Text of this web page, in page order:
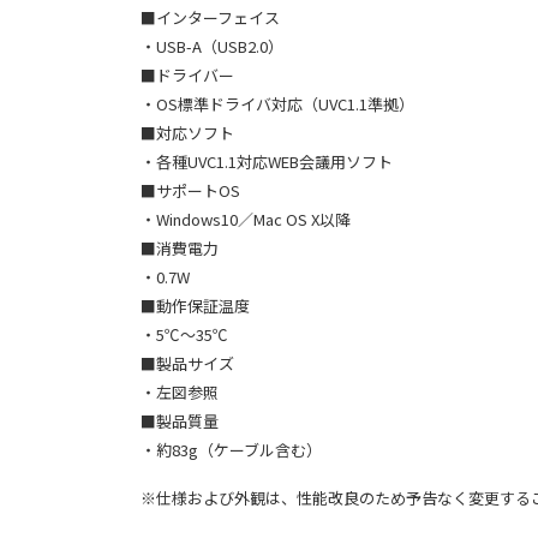
■インターフェイス
・USB-A（USB2.0）
■ドライバー
・OS標準ドライバ対応（UVC1.1準拠）
■対応ソフト
・各種UVC1.1対応WEB会議用ソフト
■サポートOS
・Windows10／Mac OS X以降
■消費電力
・0.7W
■動作保証温度
・5℃〜35℃
■製品サイズ
・左図参照
■製品質量
・約83g（ケーブル含む）
※仕様および外観は、性能改良のため予告なく変更する